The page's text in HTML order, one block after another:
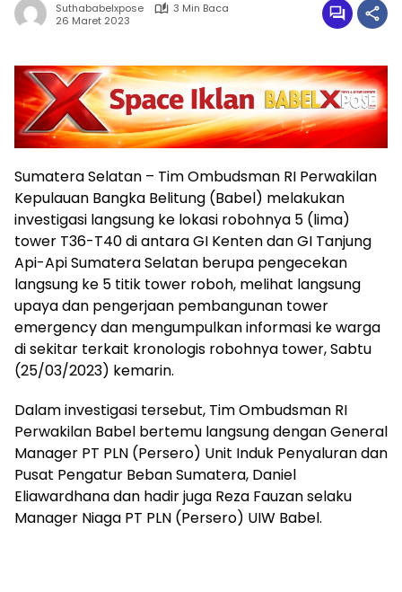
Suthababelxpose
3 Min Baca
26 Maret 2023
Sumatera Selatan – Tim Ombudsman RI Perwakilan
Kepulauan Bangka Belitung (Babel) melakukan
investigasi langsung ke lokasi robohnya 5 (lima)
tower T36-T40 di antara GI Kenten dan GI Tanjung
Api-Api Sumatera Selatan berupa pengecekan
langsung ke 5 titik tower roboh, melihat langsung
upaya dan pengerjaan pembangunan tower
emergency dan mengumpulkan informasi ke warga
di sekitar terkait kronologis robohnya tower, Sabtu
(25/03/2023) kemarin.
Dalam investigasi tersebut, Tim Ombudsman RI
Perwakilan Babel bertemu langsung dengan General
Manager PT PLN (Persero) Unit Induk Penyaluran dan
Pusat Pengatur Beban Sumatera, Daniel
Eliawardhana dan hadir juga Reza Fauzan selaku
Manager Niaga PT PLN (Persero) UIW Babel.